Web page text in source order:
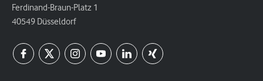
Ferdinand-Braun-Platz 1
40549 Düsseldorf